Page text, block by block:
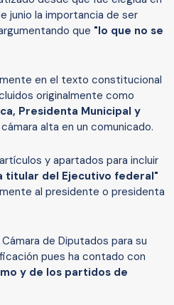
junio la importancia de ser
que "lo que no se
en el texto constitucional
originalmente como
Presidenta Municipal y
alta en un comunicado.
y apartados para incluir
titular del Ejecutivo federal"
al presidente o presidenta
de Diputados para su
pues ha contado con
y de los partidos de